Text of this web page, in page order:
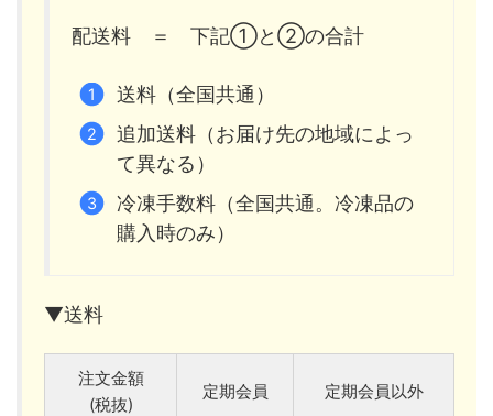
配送料 ＝ 下記①と②の合計
送料（全国共通）
追加送料（お届け先の地域によっ
て異なる）
冷凍手数料（全国共通。冷凍品の
購入時のみ）
▼送料
注文金額
(税抜)
定期会員 定期会員以外